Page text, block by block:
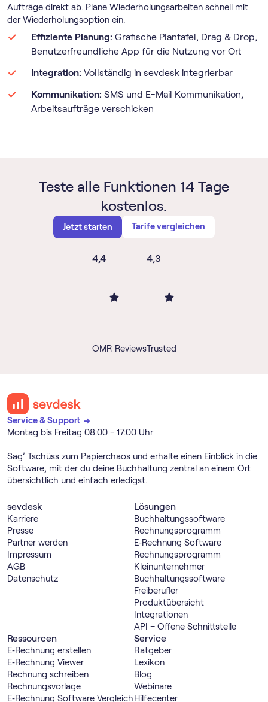
Aufträge direkt ab. Plane Wiederholungsarbeiten schnell mit
der Wiederholungsoption ein.
Effiziente Planung: Grafische Plantafel, Drag & Drop,
Benutzerfreundliche App für die Nutzung vor Ort
Integration: Vollständig in sevdesk integrierbar
Kommunikation: SMS und E-Mail Kommunikation,
Arbeitsaufträge verschicken
Teste alle Funktionen 14 Tage
kostenlos.
Jetzt starten Tarife vergleichen
4,4
OMR Reviews
4,3
Trusted
Service & Support →
Montag bis Freitag 08:00 - 17:00 Uhr
Sag’ Tschüss zum Papierchaos und erhalte einen Einblick in die
Software, mit der du deine Buchhaltung zentral an einem Ort
übersichtlich und einfach erledigst.
sevdesk
Karriere
Presse
Partner werden
Impressum
AGB
Datenschutz
Lösungen
Buch­haltungs­software
Rechnungs­programm
E‑Rechnung Software
Rechnungs­programm
Kleinunternehmer
Buch­haltungs­software
Freiberufler
Produktübersicht
Integrationen
API – Offene Schnittstelle
Ressourcen
E‑Rechnung erstellen
E‑Rechnung Viewer
Rechnung schreiben
Rechnungsvorlage
E‑Rechnung Software Vergleich
Service
Ratgeber
Lexikon
Blog
Webinare
Hilfecenter